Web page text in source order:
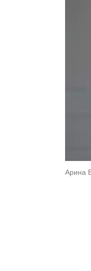
Арина